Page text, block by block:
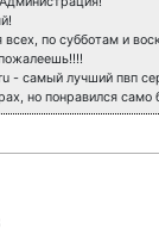
по субботам и
- самый лучший пвп
но понравился